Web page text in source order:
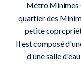
Métro Minimes
quartier des
petite
Il est composé
d'une salle